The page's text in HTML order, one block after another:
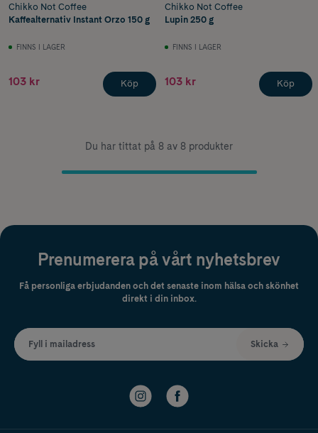
Chikko Not Coffee
Kaffealternativ Instant Orzo 150 g
FINNS I LAGER
103 kr Köp
Chikko Not Coffee
Lupin 250 g
FINNS I LAGER
103 kr Köp
Du har tittat på 8 av 8 produkter
Prenumerera på vårt nyhetsbrev
Få personliga erbjudanden och det senaste inom hälsa och skönhet
direkt i din inbox.
Fyll i mailadress Skicka